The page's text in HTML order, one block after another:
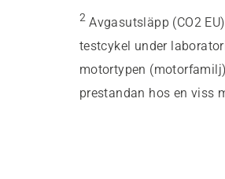
2 Avgasutsläpp (CO2 EU)
testcykel under
motortypen
prestandan hos en viss